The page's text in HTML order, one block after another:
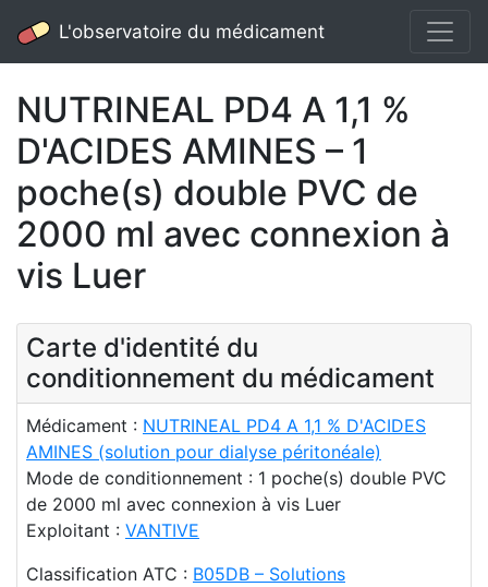
L'observatoire du médicament
NUTRINEAL PD4 A 1,1 %
D'ACIDES AMINES – 1
poche(s) double PVC de
2000 ml avec connexion à
vis Luer
Carte d'identité du
conditionnement du médicament
Médicament : NUTRINEAL PD4 A 1,1 % D'ACIDES
AMINES (solution pour dialyse péritonéale)
Mode de conditionnement : 1 poche(s) double PVC
de 2000 ml avec connexion à vis Luer
Exploitant : VANTIVE
Classification ATC : B05DB – Solutions